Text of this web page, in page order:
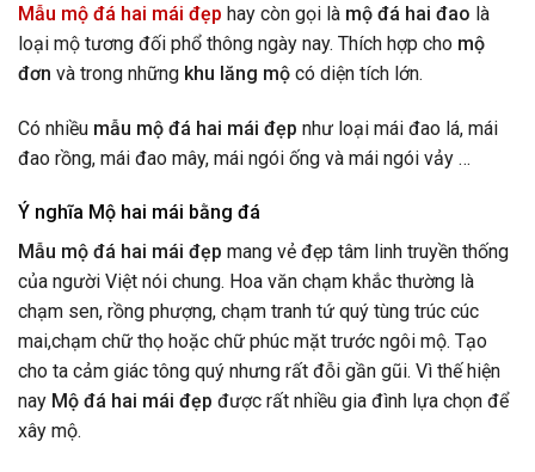
Mẫu mộ đá hai mái đẹp hay còn gọi là mộ đá hai đao là
loại mộ tương đối phổ thông ngày nay. Thích hợp cho mộ
đơn và trong những khu lăng mộ có diện tích lớn.
Có nhiều mẫu mộ đá hai mái đẹp như loại mái đao lá, mái
đao rồng, mái đao mây, mái ngói ống và mái ngói vảy …
Ý nghĩa Mộ hai mái bằng đá
Mẫu mộ đá hai mái đẹp mang vẻ đẹp tâm linh truyền thống
của người Việt nói chung. Hoa văn chạm khắc thường là
chạm sen, rồng phượng, chạm tranh tứ quý tùng trúc cúc
mai,chạm chữ thọ hoặc chữ phúc mặt trước ngôi mộ. Tạo
cho ta cảm giác tông quý nhưng rất đỗi gần gũi. Vì thế hiện
nay Mộ đá hai mái đẹp được rất nhiều gia đình lựa chọn để
xây mộ.